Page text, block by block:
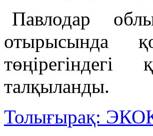
Павлодар
отырысында
төңірегіндегі
талқыланды.
Толығырақ: